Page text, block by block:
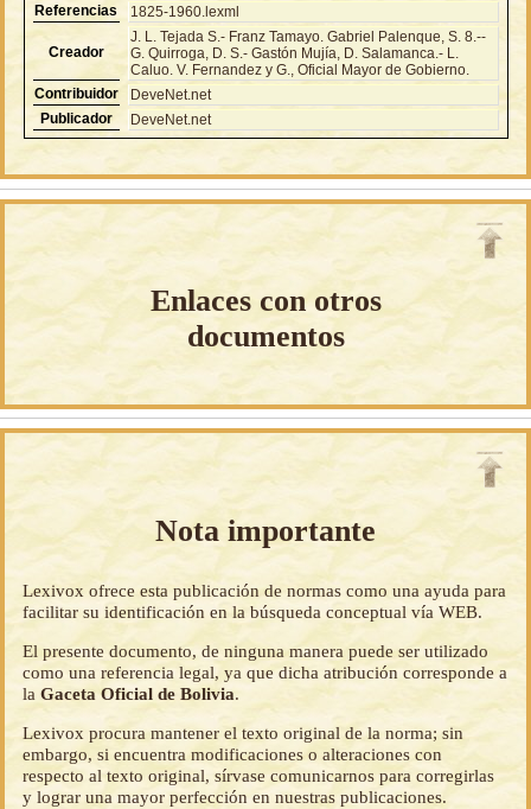
Referencias
1825-1960.lexml
Creador
J. L. Tejada S.- Franz Tamayo. Gabriel Palenque, S. 8.--
G. Quirroga, D. S.- Gastón Mujía, D. Salamanca.- L.
Caluo. V. Fernandez y G., Oficial Mayor de Gobierno.
Contribuidor
DeveNet.net
Publicador
DeveNet.net
Enlaces con otros
documentos
Nota importante
Lexivox ofrece esta publicación de normas como una ayuda para
facilitar su identificación en la búsqueda conceptual vía WEB.
El presente documento, de ninguna manera puede ser utilizado
como una referencia legal, ya que dicha atribución corresponde a
laGaceta Oficial de Bolivia.
Lexivox procura mantener el texto original de la norma; sin
embargo, si encuentra modificaciones o alteraciones con
respecto al texto original, sírvase comunicarnos para corregirlas
y lograr una mayor perfección en nuestras publicaciones.